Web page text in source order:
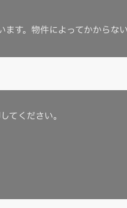
す。物件によってかから
てください。